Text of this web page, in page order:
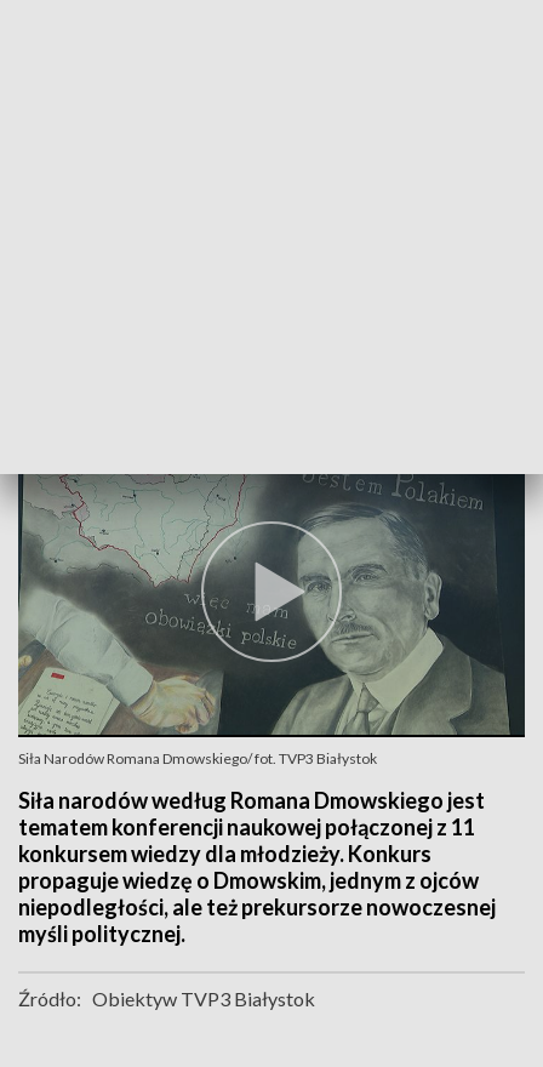
Siła Narodów Romana Dmowskiego/ fot. TVP3 Białystok
Siła narodów według Romana Dmowskiego jest
tematem konferencji naukowej połączonej z 11
konkursem wiedzy dla młodzieży. Konkurs
propaguje wiedzę o Dmowskim, jednym z ojców
niepodległości, ale też prekursorze nowoczesnej
myśli politycznej.
Źródło: Obiektyw TVP3 Białystok